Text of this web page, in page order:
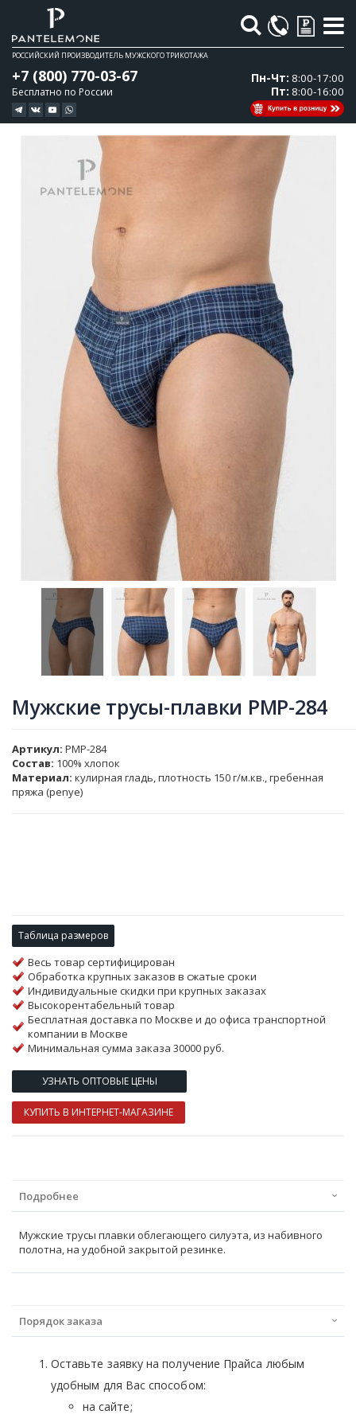
Поиск
РОССИЙСКИЙ ПРОИЗВОДИТЕЛЬ МУЖСКОГО ТРИКОТАЖА
+7 (800) 770-03-67
Бесплатно по России
Пн-Чт: 8:00-17:00
Пт: 8:00-16:00
галереи
изображений
галереи
изображений
Мужские трусы-плавки PMP-284
Артикул PMP-284
Состав: 100% хлопок
Материал: кулирная гладь, плотность 150 г/м.кв., гребенная
пряжа (penye)
Таблица размеров
Весь товар сертифицирован
Обработка крупных заказов в сжатые сроки
Индивидуальные скидки при крупных заказах
Высокорентабельный товар
Бесплатная доставка по Москве и до офиса транспортной
компании в Москве
Минимальная сумма заказа 30000 руб.
УЗНАТЬ ОПТОВЫЕ ЦЕНЫ
КУПИТЬ В ИНТЕРНЕТ-МАГАЗИНЕ
Подробнее
Мужские трусы плавки облегающего силуэта, из набивного
полотна, на удобной закрытой резинке.
Порядок заказа
Оставьте заявку на получение Прайса любым
удобным для Вас способом:
на сайте;